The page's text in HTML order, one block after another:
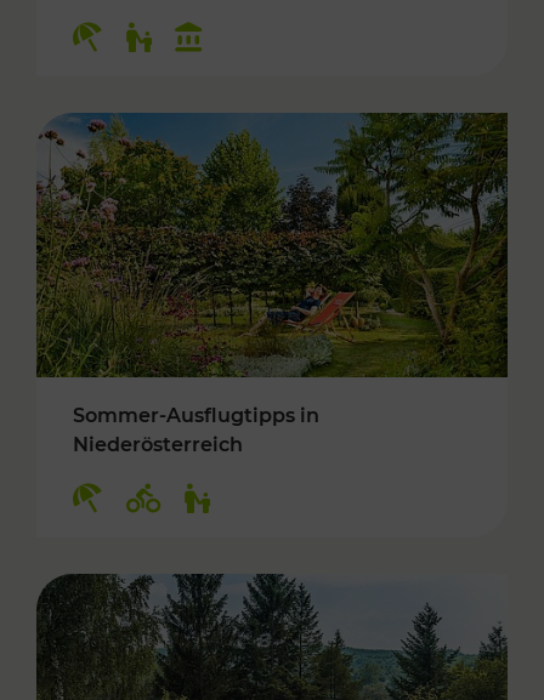
Sommer-Ausflugtipps in
Niederösterreich